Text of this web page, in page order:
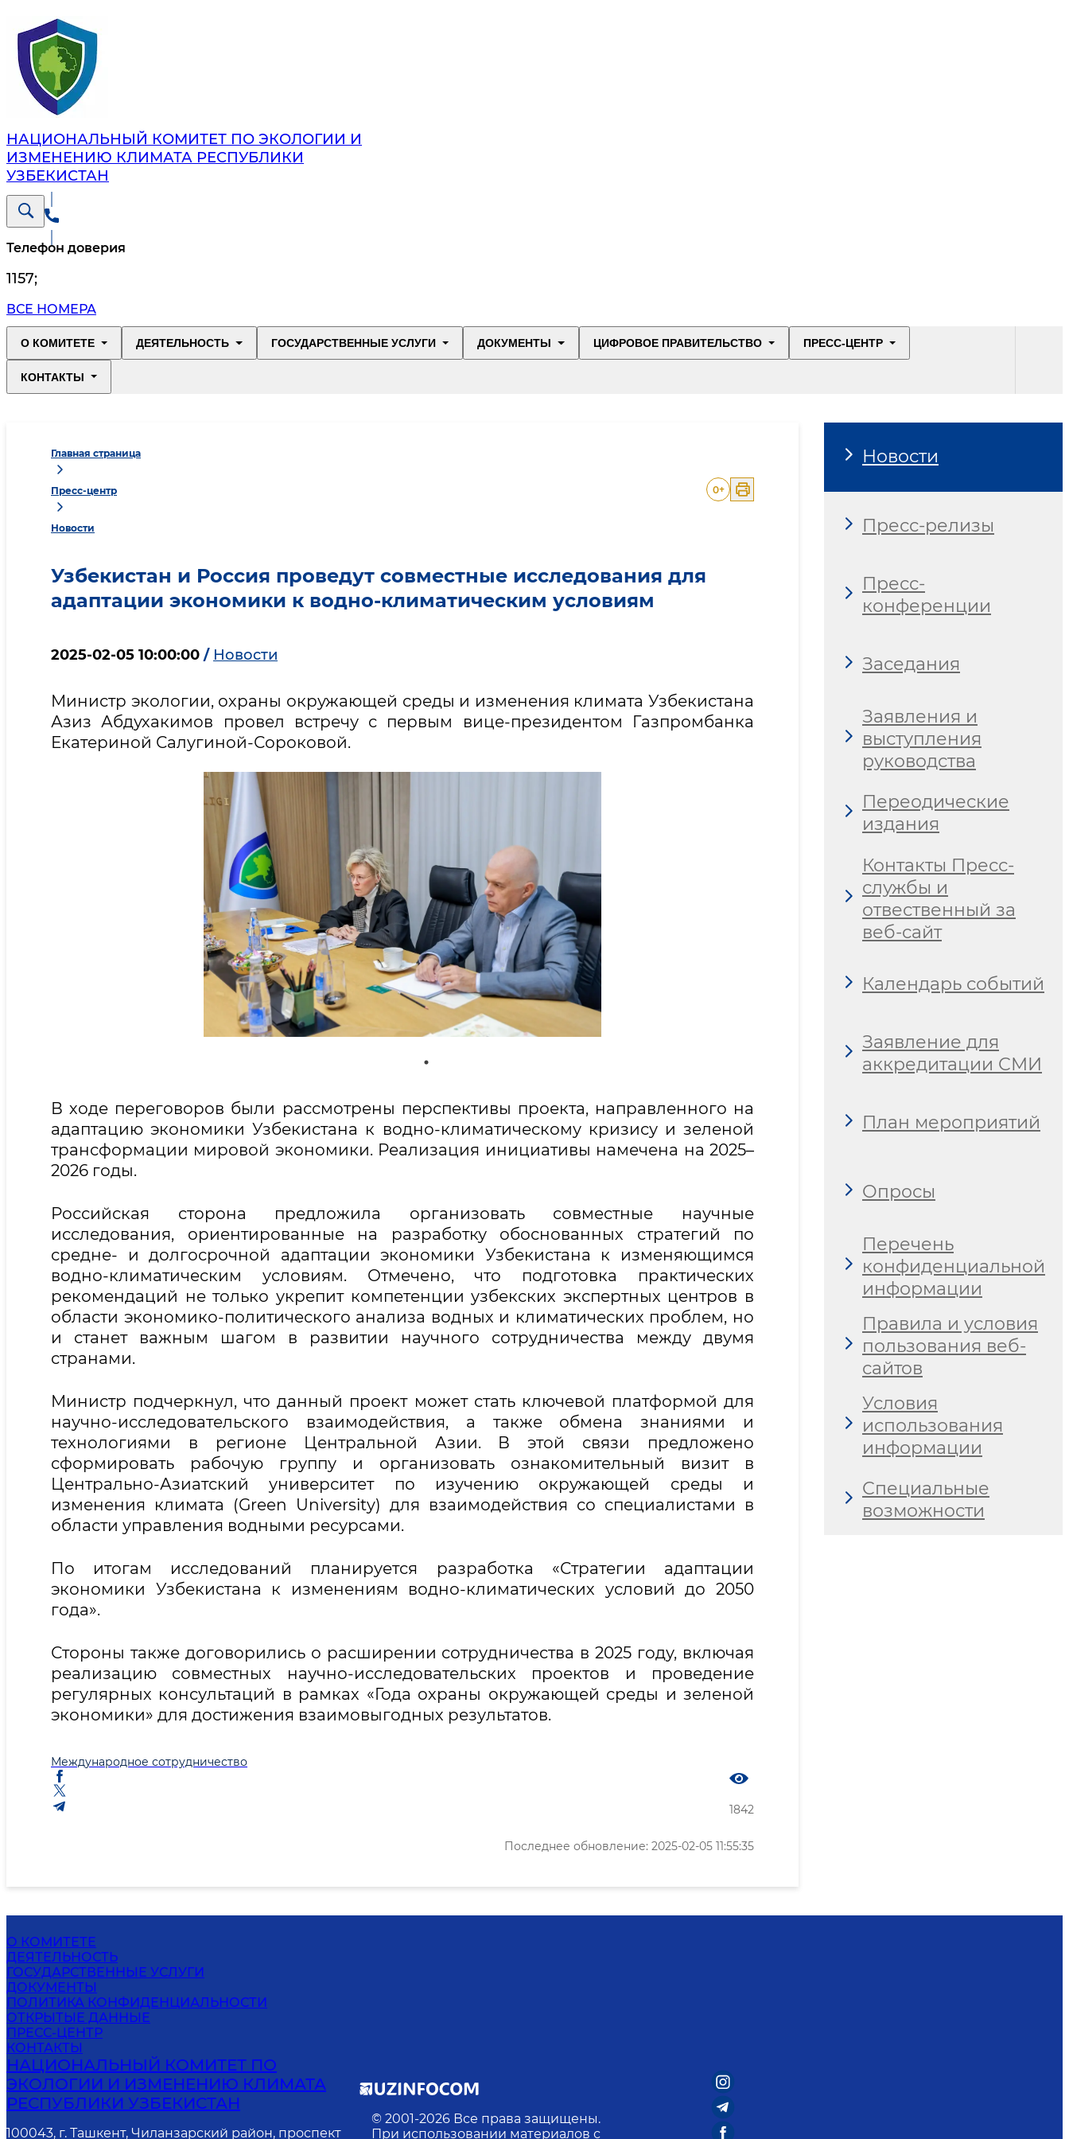
НАЦИОНАЛЬНЫЙ КОМИТЕТ ПО ЭКОЛОГИИ И
ИЗМЕНЕНИЮ КЛИМАТА РЕСПУБЛИКИ
УЗБЕКИСТАН
Телефон доверия
1157;
ВСЕ НОМЕРА
О КОМИТЕТЕ ДЕЯТЕЛЬНОСТЬ ГОСУДАРСТВЕННЫЕ УСЛУГИ ДОКУМЕНТЫ ЦИФРОВОЕ ПРАВИТЕЛЬСТВО ПРЕСС-ЦЕНТР
КОНТАКТЫ
Главная страница
Пресс-центр
Новости
0+
Узбекистан и Россия проведут совместные исследования для
адаптации экономики к водно-климатическим условиям
2025-02-05 10:00:00 / Новости
Министр экологии, охраны окружающей среды и изменения климата Узбекистана
Азиз Абдухакимов провел встречу с первым вице-президентом Газпромбанка
Екатериной Салугиной-Сороковой.
В ходе переговоров были рассмотрены перспективы проекта, направленного на
адаптацию экономики Узбекистана к водно-климатическому кризису и зеленой
трансформации мировой экономики. Реализация инициативы намечена на 2025–
2026 годы.
Российская сторона предложила организовать совместные научные
исследования, ориентированные на разработку обоснованных стратегий по
средне- и долгосрочной адаптации экономики Узбекистана к изменяющимся
водно-климатическим условиям. Отмечено, что подготовка практических
рекомендаций не только укрепит компетенции узбекских экспертных центров в
области экономико-политического анализа водных и климатических проблем, но
и станет важным шагом в развитии научного сотрудничества между двумя
странами.
Министр подчеркнул, что данный проект может стать ключевой платформой для
научно-исследовательского взаимодействия, а также обмена знаниями и
технологиями в регионе Центральной Азии. В этой связи предложено
сформировать рабочую группу и организовать ознакомительный визит в
Центрально-Азиатский университет по изучению окружающей среды и
изменения климата (Green University) для взаимодействия со специалистами в
области управления водными ресурсами.
По итогам исследований планируется разработка «Стратегии адаптации
экономики Узбекистана к изменениям водно-климатических условий до 2050
года».
Стороны также договорились о расширении сотрудничества в 2025 году, включая
реализацию совместных научно-исследовательских проектов и проведение
регулярных консультаций в рамках «Года охраны окружающей среды и зеленой
экономики» для достижения взаимовыгодных результатов.
Международное сотрудничество
1842
Последнее обновление: 2025-02-05 11:55:35
Новости
Пресс-релизы
Пресс-
конференции
Заседания
Заявления и
выступления
руководства
Переодические
издания
Контакты Пресс-
службы и
отвественный за
веб-сайт
Календарь событий
Заявление для
аккредитации СМИ
План мероприятий
Опросы
Перечень
конфиденциальной
информации
Правила и условия
пользования веб-
сайтов
Условия
использования
информации
Специальные
возможности
О КОМИТЕТЕ
ДЕЯТЕЛЬНОСТЬ
ГОСУДАРСТВЕННЫЕ УСЛУГИ
ДОКУМЕНТЫ
ПОЛИТИКА КОНФИДЕНЦИАЛЬНОСТИ
ОТКРЫТЫЕ ДАННЫЕ
ПРЕСС-ЦЕНТР
КОНТАКТЫ
НАЦИОНАЛЬНЫЙ КОМИТЕТ ПО
ЭКОЛОГИИ И ИЗМЕНЕНИЮ КЛИМАТА
РЕСПУБЛИКИ УЗБЕКИСТАН
100043, г. Ташкент, Чиланзарский район, проспект
© 2001-2026 Все права защищены.
При использовании материалов с